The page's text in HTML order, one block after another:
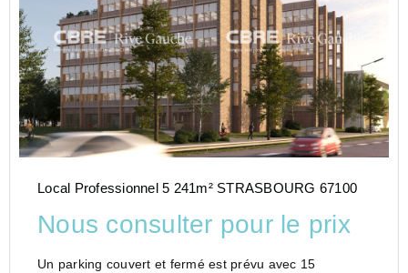
Local Professionnel 5 241m² STRASBOURG 67100
Nous consulter pour le prix
Un parking couvert et fermé est prévu avec 15